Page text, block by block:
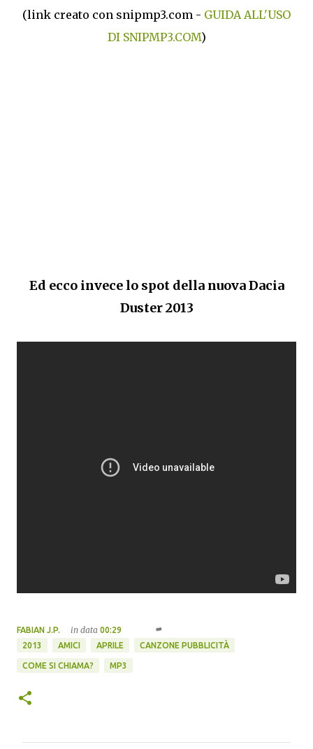
(link creato con snipmp3.com - GUIDA ALL'USO
DI SNIPMP3.COM)
Ed ecco invece lo spot della nuova Dacia
Duster 2013
FABIAN J.P. in data 00:29
2013
AMICI APRILE CANZONE PUBBLICITÀ
COME SI CHIAMA? MP3